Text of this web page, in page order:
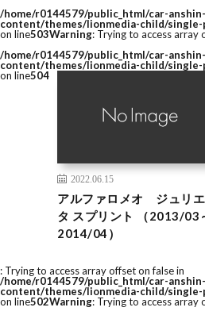
/home/r0144579/public_html/car-
content/themes/lionmedia-child/single-
on line503Warning: Trying to access array
/home/r0144579/public_html/car-
content/themes/lionmedia-child/single-
on line504
2022.06.15
アルファロメオ ジュリエ
タ スプリント （2013/03
2014/04）
: Trying to access array offset on false in
/home/r0144579/public_html/car-
content/themes/lionmedia-child/single-
on line502Warning: Trying to access array